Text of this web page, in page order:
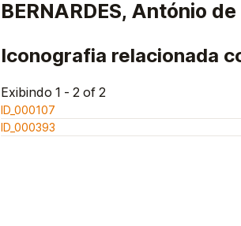
BERNARDES, António
Iconografia relacionada
Exibindo 1 - 2 of 2
ID_000107
ID_000393